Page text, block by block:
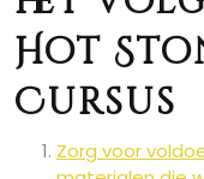
Hot
Cursus
Zorg voor